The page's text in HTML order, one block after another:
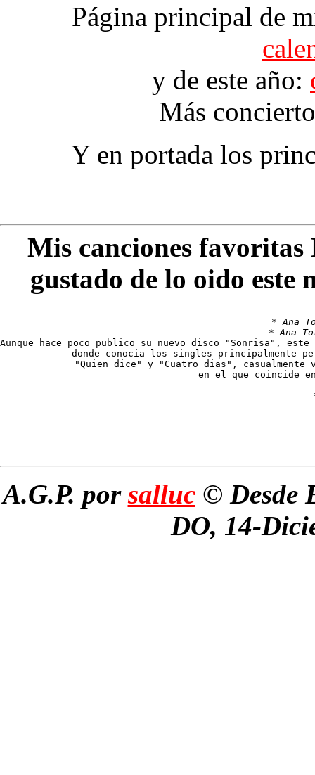
Página principal de
y de este año:
Más
Y en portada los
Mis canciones favoritas
gustado de lo oido este
* Ana
* Ana
Aunque hace poco publico su nuevo disco "Sonrisa",
donde conocia los singles principalmente
"Quien dice" y "Cuatro dias",
en el que coincide
A.G.P. porsalluc© Desde
DO, 14-